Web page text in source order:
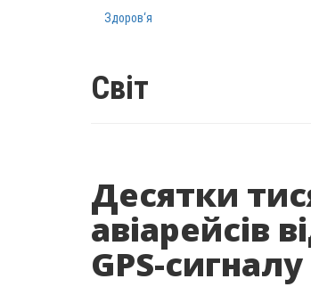
Здоров‘я
Світ
Десятки
авіарейсів
GPS-сигналу